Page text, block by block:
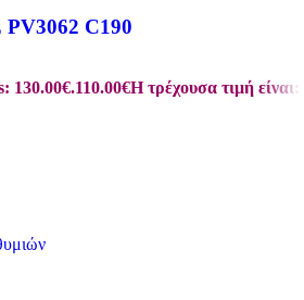
C190
130.00€.110.00€Η τρέχουσα τιμή είναι: